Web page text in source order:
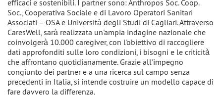
efficaci e sostenibili. I partner sono: Anthropos Soc. Coop.
Soc., Cooperativa Sociale e di Lavoro Operatori Sanitari
Associati – OSA e Università degli Studi di Cagliari. Attraverso
CaresWell, sarà realizzata un'ampia indagine nazionale che
coinvolgerà 10.000 caregiver, con l'obiettivo di raccogliere
dati approfonditi sulle loro condizioni, i bisogni e le criticità
che affrontano quotidianamente. Grazie all'impegno
congiunto dei partner e a una ricerca sul campo senza
precedenti in Italia, si intende costruire un modello capace di
fare davvero la differenza.